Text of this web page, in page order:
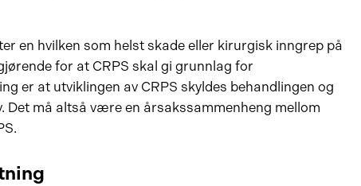
en hvilken som helst skade eller kirurgisk inngrep på
for at CRPS skal gi grunnlag for
er at utviklingen av CRPS skyldes behandlingen og
Det må altså være en årsakssammenheng mellom